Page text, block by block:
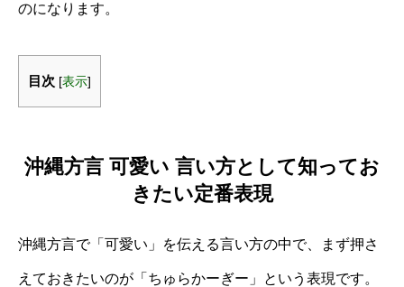
のになります。
目次 [表示]
沖縄方言 可愛い 言い方として知ってお
きたい定番表現
沖縄方言で「可愛い」を伝える言い方の中で、まず押さ
えておきたいのが「ちゅらかーぎー」という表現です。